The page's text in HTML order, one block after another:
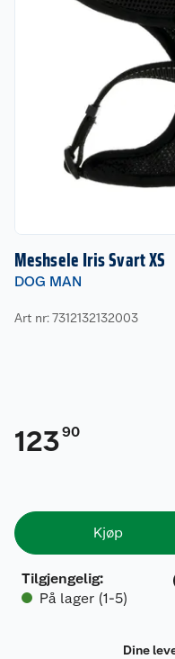
Meshsele Iris Svart XS
DOG MAN
Art nr: 7312132132003
12390
Kjøp
Tilgjengelig:
På lager (1-5)
Dine